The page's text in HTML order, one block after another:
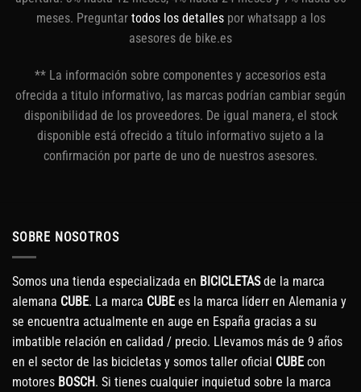
meses. Preguntar todos los detallespor whatsapp a los
asesores de bike.es
** La información sobre componentes y accesorios esta
ofrecida a titulo informativo, las marcas podrían cambiar según
disponibilidad de los proveedores. De igual manera, el stock
disponible está ofrecido a título informativo sujeto a la
confirmación por parte de uno de nuestros asesores.
SOBRE NOSOTROS
Somos una tienda especializada en BICICLETASde la marca
alemana CUBE. La marca CUBE es la marca líderr en Alemania y
se encuentra actualmente en auge en España gracias a su
imbatible relación en calidad / precio. Llevamos más de 9 años
en el sector de las bicicletas y somos taller oficial CUBE con
motores BOSCH. Si tienes cualquier inquietud sobre la marca